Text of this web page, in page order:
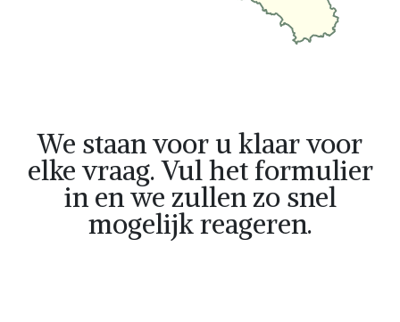
We staan voor u klaar voor
elke vraag. Vul het formulier
in en we zullen zo snel
mogelijk reageren.